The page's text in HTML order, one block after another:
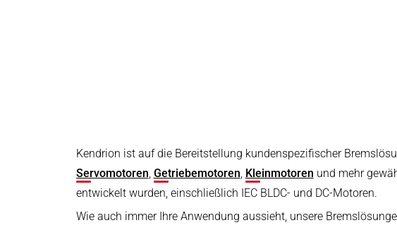
Kendrion ist auf die Bereitstellung kundenspezifischer
Servomotoren, Getriebemotoren, Kleinmotoren und mehr
entwickelt wurden, einschließlich IEC BLDC- und DC-Motoren.
Wie auch immer Ihre Anwendung aussieht, unsere